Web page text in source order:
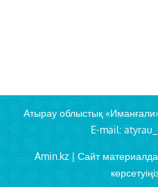
Атырау облыстық
E-mail:
Amin.kz | Сайт